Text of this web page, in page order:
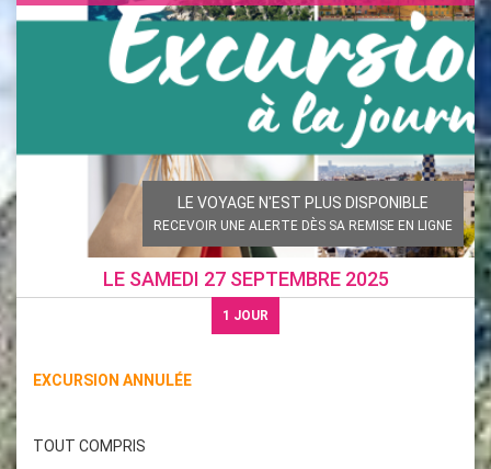
LE VOYAGE N'EST PLUS DISPONIBLE
RECEVOIR UNE ALERTE DÈS SA REMISE EN LIGNE
LE SAMEDI 27 SEPTEMBRE 2025
1 JOUR
EXCURSION ANNULÉE
TOUT COMPRIS